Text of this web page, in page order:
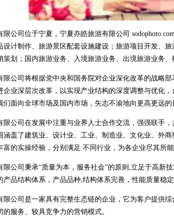
限公司位于宁夏，宁夏亦皓旅游有限公司
设计制作、旅游景区配套设施建设；旅游项目开发、
策划；国内旅游业务、入境旅游业务、出境旅游业务
限公司将根据党中央和国务院对企业深化改革的战略
企业深层次改革，以实现产业结构的深度调整与优化
们面向全球市场及国内市场，矢志不渝地向更高更远的
限公司在发展中注重与业界人士合作交流，强强联手
涵盖了建筑业、设计业、工业、制造业、文化业、外
富的实操经验，分别满足 不同行业，为各企业尽其所
限公司秉承“质量为本，服务社会”的原则,立足于高新
产品结构体系，产品品种,结构体系完善，性能质量稳定
限公司是一家具有完整生态链的企业，它为客户提供
的服务、较具竞争力的营销模式。